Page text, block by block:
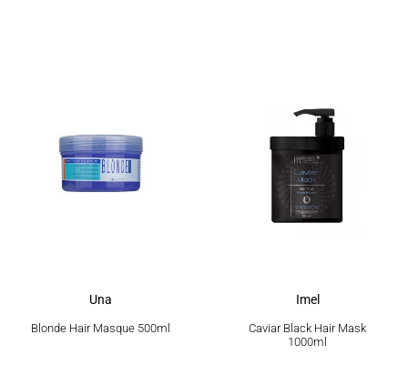
Una
Blonde Hair Masque 500ml
Imel
Caviar Black Hair Mask
1000ml